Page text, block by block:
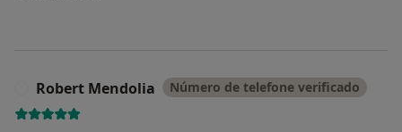
Robert Mendolia Número de telefone verificado